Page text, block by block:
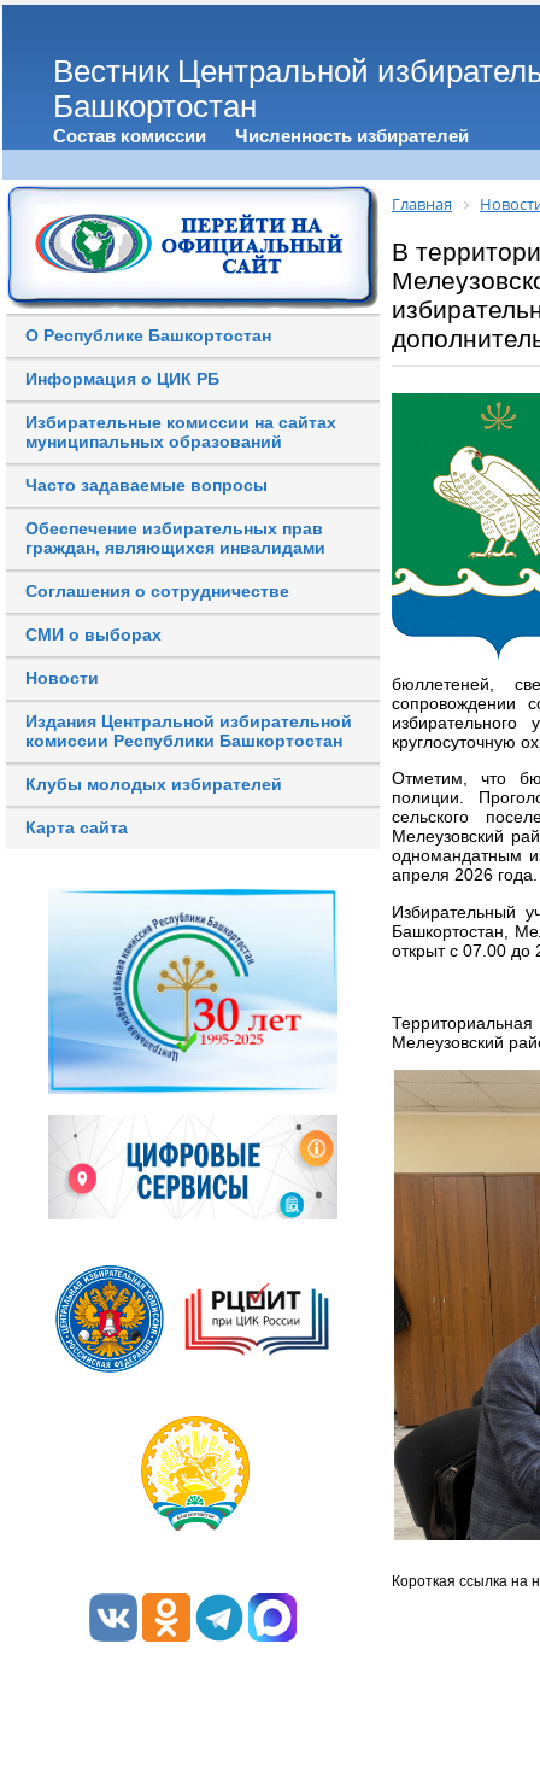
Вестник Центральной
Башкортостан
Состав комиссии Численность избирателей
О Республике Башкортостан
Информация о ЦИК РБ
Избирательные комиссии на сайтах
муниципальных образований
Часто задаваемые вопросы
Обеспечение избирательных прав
граждан, являющихся инвалидами
Соглашения о сотрудничестве
СМИ о выборах
Новости
Издания Центральной избирательной
комиссии Республики Башкортостан
Клубы молодых избирателей
Карта сайта
Главная
В
бюллетеней,
сопровождении
круглосуточную
Отметим, что
полиции.
сельского
Мелеузовский
одномандатным
апреля 2026 года.
Избирательный
Башкортостан,
открыт с 07.00
Мелеузовский
Короткая ссылка на